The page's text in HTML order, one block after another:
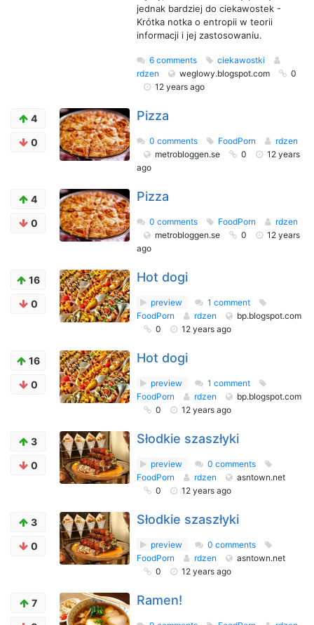
jednak bardziej do ciekawostek -
Krótka notka o entropii w teorii
informacji i jej zastosowaniu.
6 comments
ciekawostki
rdzen
weglowy.blogspot.com
0
12 years ago
4
0
Pizza
0 comments FoodPorn
rdzen
metrobloggen.se
0
12 years
ago
4
0
Pizza
0 comments FoodPorn
rdzen
metrobloggen.se
0
12 years
ago
16
0
Hot dogi
preview
1 comment
FoodPorn
rdzen
bp.blogspot.com
0
12 years ago
16
0
Hot dogi
preview
1 comment
FoodPorn
rdzen
bp.blogspot.com
0
12 years ago
3
0
Słodkie szaszłyki
preview
0 comments
FoodPorn
rdzen
asntown.net
0
12 years ago
3
0
Słodkie szaszłyki
preview
0 comments
FoodPorn
rdzen
asntown.net
0
12 years ago
7
Ramen!